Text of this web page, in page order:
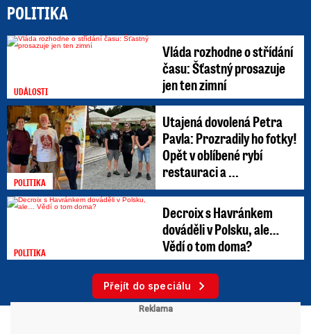
POLITIKA
UDÁLOSTI
Vláda rozhodne o střídání
času: Šťastný prosazuje
jen ten zimní
POLITIKA
Utajená dovolená Petra
Pavla: Prozradily ho fotky!
Opět v oblíbené rybí
restauraci a ...
POLITIKA
Decroix s Havránkem
dováděli v Polsku, ale…
Vědí o tom doma?
Přejít do speciálu